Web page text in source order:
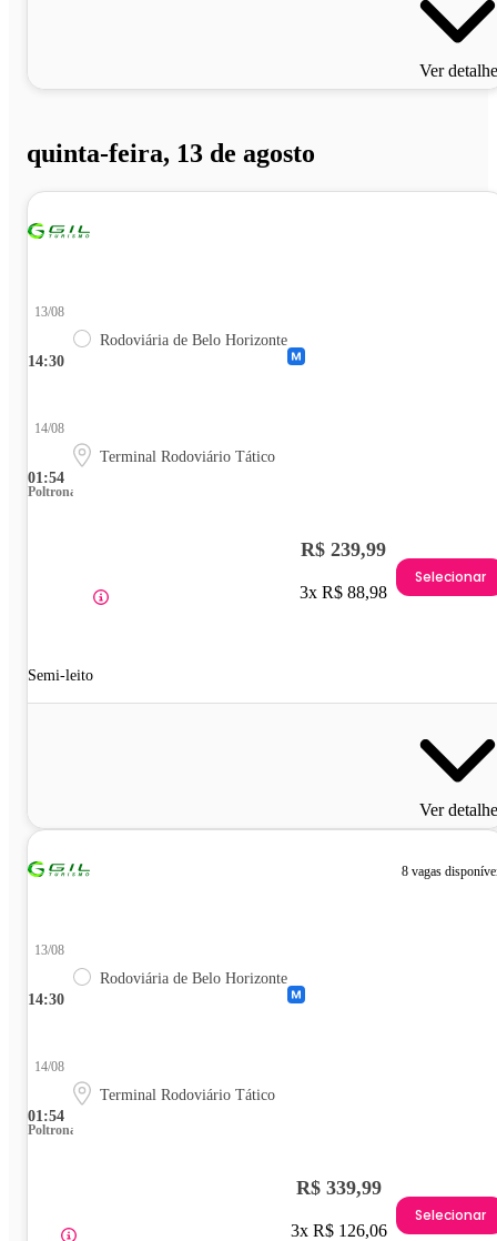
Ver
quinta-feira, 13 de agosto
14:30
13/08
Rodoviária de Belo Horizonte
01:54
14/08
Terminal Rodoviário Tático
Poltrona
Semi-leito
R$ 239,99
3x R$ 88,98
Selecionar
Ver
8 vagas
14:30
13/08
Rodoviária de Belo Horizonte
01:54
14/08
Terminal Rodoviário Tático
Poltrona
R$ 339,99
3x R$ 126,06
Selecionar